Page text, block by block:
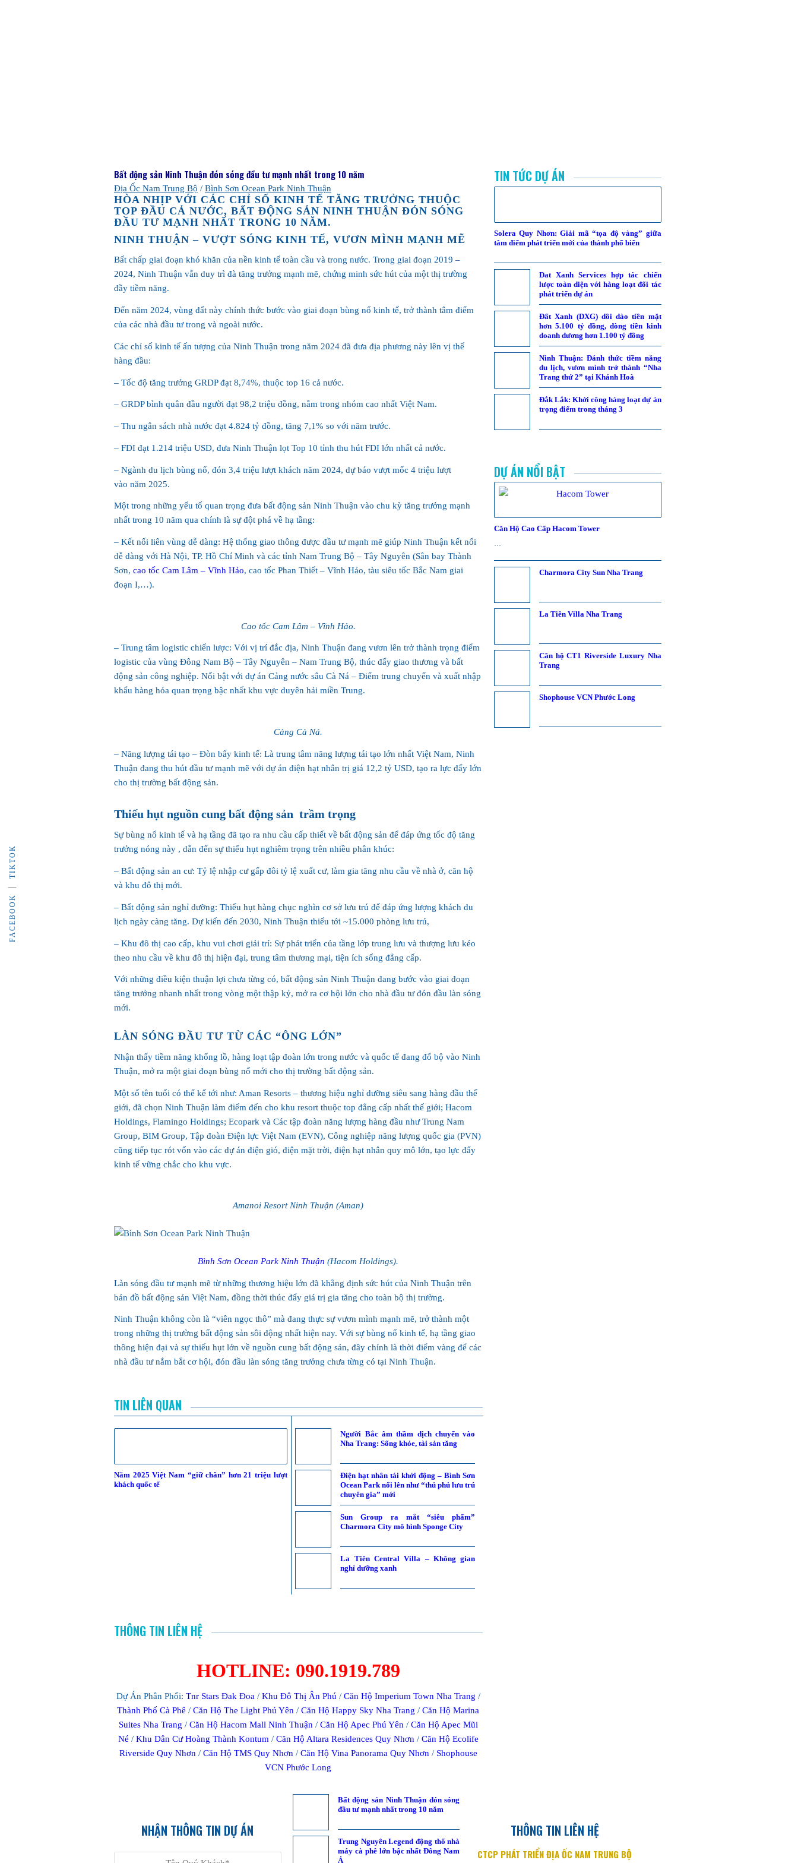
FACEBOOK
TIKTOK
Bất động sản Ninh Thuận đón sóng đầu tư mạnh nhất trong 10 năm
Địa Ốc Nam Trung Bộ / Bình Sơn Ocean Park Ninh Thuận
HÒA NHỊP VỚI CÁC CHỈ SỐ KINH TẾ TĂNG TRƯỞNG THUỘC
TOP ĐẦU CẢ NƯỚC, BẤT ĐỘNG SẢN NINH THUẬN ĐÓN SÓNG
ĐẦU TƯ MẠNH NHẤT TRONG 10 NĂM.
NINH THUẬN – VƯỢT SÓNG KINH TẾ, VƯƠN MÌNH MẠNH MẼ
Bất chấp giai đoạn khó khăn của nền kinh tế toàn cầu và trong nước. Trong giai đoạn 2019 –
2024, Ninh Thuận vẫn duy trì đà tăng trưởng mạnh mẽ, chứng minh sức hút của một thị trường
đầy tiềm năng.
Đến năm 2024, vùng đất này chính thức bước vào giai đoạn bùng nổ kinh tế, trở thành tâm điểm
của các nhà đầu tư trong và ngoài nước.
Các chỉ số kinh tế ấn tượng của Ninh Thuận trong năm 2024 đã đưa địa phương này lên vị thế
hàng đầu:
– Tốc độ tăng trưởng GRDP đạt 8,74%, thuộc top 16 cả nước.
– GRDP bình quân đầu người đạt 98,2 triệu đồng, nằm trong nhóm cao nhất Việt Nam.
– Thu ngân sách nhà nước đạt 4.824 tỷ đồng, tăng 7,1% so với năm trước.
– FDI đạt 1.214 triệu USD, đưa Ninh Thuận lọt Top 10 tỉnh thu hút FDI lớn nhất cả nước.
– Ngành du lịch bùng nổ, đón 3,4 triệu lượt khách năm 2024, dự báo vượt mốc 4 triệu lượt
vào năm 2025.
Một trong những yếu tố quan trọng đưa bất động sản Ninh Thuận vào chu kỳ tăng trưởng mạnh
nhất trong 10 năm qua chính là sự đột phá về hạ tầng:
– Kết nối liên vùng dễ dàng: Hệ thống giao thông được đầu tư mạnh mẽ giúp Ninh Thuận kết nối
dễ dàng với Hà Nội, TP. Hồ Chí Minh và các tỉnh Nam Trung Bộ – Tây Nguyên (Sân bay Thành
Sơn, cao tốc Cam Lâm – Vĩnh Hảo, cao tốc Phan Thiết – Vĩnh Hảo, tàu siêu tốc Bắc Nam giai
đoạn I,…).
Cao tốc Cam Lâm – Vĩnh Hảo.
– Trung tâm logistic chiến lược: Với vị trí đắc địa, Ninh Thuận đang vươn lên trở thành trọng điểm
logistic của vùng Đông Nam Bộ – Tây Nguyên – Nam Trung Bộ, thúc đẩy giao thương và bất
động sản công nghiệp. Nổi bật với dự án Cảng nước sâu Cà Ná – Điểm trung chuyển và xuất nhập
khẩu hàng hóa quan trọng bậc nhất khu vực duyên hải miền Trung.
Cảng Cà Ná.
– Năng lượng tái tạo – Đòn bẩy kinh tế: Là trung tâm năng lượng tái tạo lớn nhất Việt Nam, Ninh
Thuận đang thu hút đầu tư mạnh mẽ với dự án điện hạt nhân trị giá 12,2 tỷ USD, tạo ra lực đẩy lớn
cho thị trường bất động sản.
Thiếu hụt nguồn cung bất động sản trầm trọng
Sự bùng nổ kinh tế và hạ tầng đã tạo ra nhu cầu cấp thiết về bất động sản để đáp ứng tốc độ tăng
trưởng nóng này , dẫn đến sự thiếu hụt nghiêm trọng trên nhiều phân khúc:
– Bất động sản an cư: Tỷ lệ nhập cư gấp đôi tỷ lệ xuất cư, làm gia tăng nhu cầu về nhà ở, căn hộ
và khu đô thị mới.
– Bất động sản nghỉ dưỡng: Thiếu hụt hàng chục nghìn cơ sở lưu trú để đáp ứng lượng khách du
lịch ngày càng tăng. Dự kiến đến 2030, Ninh Thuận thiếu tới ~15.000 phòng lưu trú,
– Khu đô thị cao cấp, khu vui chơi giải trí: Sự phát triển của tầng lớp trung lưu và thượng lưu kéo
theo nhu cầu về khu đô thị hiện đại, trung tâm thương mại, tiện ích sống đẳng cấp.
Với những điều kiện thuận lợi chưa từng có, bất động sản Ninh Thuận đang bước vào giai đoạn
tăng trưởng nhanh nhất trong vòng một thập kỷ, mở ra cơ hội lớn cho nhà đầu tư đón đầu làn sóng
mới.
LÀN SÓNG ĐẦU TƯ TỪ CÁC “ÔNG LỚN”
Nhận thấy tiềm năng khổng lồ, hàng loạt tập đoàn lớn trong nước và quốc tế đang đổ bộ vào Ninh
Thuận, mở ra một giai đoạn bùng nổ mới cho thị trường bất động sản.
Một số tên tuổi có thể kể tới như: Aman Resorts – thương hiệu nghỉ dưỡng siêu sang hàng đầu thế
giới, đã chọn Ninh Thuận làm điểm đến cho khu resort thuộc top đẳng cấp nhất thế giới; Hacom
Holdings, Flamingo Holdings; Ecopark và Các tập đoàn năng lượng hàng đầu như Trung Nam
Group, BIM Group, Tập đoàn Điện lực Việt Nam (EVN), Công nghiệp năng lượng quốc gia (PVN)
cũng tiếp tục rót vốn vào các dự án điện gió, điện mặt trời, điện hạt nhân quy mô lớn, tạo lực đẩy
kinh tế vững chắc cho khu vực.
Amanoi Resort Ninh Thuận (Aman)
Bình Sơn Ocean Park Ninh Thuận (Hacom Holdings).
Làn sóng đầu tư mạnh mẽ từ những thương hiệu lớn đã khẳng định sức hút của Ninh Thuận trên
bản đồ bất động sản Việt Nam, đồng thời thúc đẩy giá trị gia tăng cho toàn bộ thị trường.
Ninh Thuận không còn là “viên ngọc thô” mà đang thực sự vươn mình mạnh mẽ, trở thành một
trong những thị trường bất động sản sôi động nhất hiện nay. Với sự bùng nổ kinh tế, hạ tầng giao
thông hiện đại và sự thiếu hụt lớn về nguồn cung bất động sản, đây chính là thời điểm vàng để các
nhà đầu tư nắm bắt cơ hội, đón đầu làn sóng tăng trưởng chưa từng có tại Ninh Thuận.
TIN LIÊN QUAN
Năm 2025 Việt Nam “giữ chân” hơn 21 triệu lượt
khách quốc tế
Người Bắc âm thầm dịch chuyển vào
Nha Trang: Sống khỏe, tài sản tăng
Điện hạt nhân tái khởi động – Bình Sơn
Ocean Park nổi lên như “thủ phủ lưu trú
chuyên gia” mới
Sun Group ra mắt “siêu phẩm”
Charmora City mô hình Sponge City
La Tiên Central Villa – Không gian
nghỉ dưỡng xanh
THÔNG TIN LIÊN HỆ
HOTLINE: 090.1919.789
Dự Án Phân Phối: Tnr Stars Đak Đoa / Khu Đô Thị Ân Phú / Căn Hộ Imperium Town Nha Trang /
Thành Phố Cà Phê /Căn Hộ The Light Phú Yên /Căn Hộ Happy Sky Nha Trang /Căn Hộ Marina
Suites Nha Trang / Căn Hộ Hacom Mall Ninh Thuận / Căn Hộ Apec Phú Yên / Căn Hộ Apec Mũi
Né / Khu Dân Cư Hoàng Thành Kontum / Căn Hộ Altara Residences Quy Nhơn / Căn Hộ Ecolife
Riverside Quy Nhơn / Căn Hộ TMS Quy Nhơn / Căn Hộ Vina Panorama Quy Nhơn / Shophouse
VCN Phước Long
TIN TỨC DỰ ÁN
Solera Quy Nhơn: Giải mã “tọa độ vàng” giữa
tâm điểm phát triển mới của thành phố biển
Dat Xanh Services hợp tác chiến
lược toàn diện với hàng loạt đối tác
phát triển dự án
Đất Xanh (DXG) dồi dào tiền mặt
hơn 5.100 tỷ đồng, dòng tiền kinh
doanh dương hơn 1.100 tỷ đồng
Ninh Thuận: Đánh thức tiềm năng
du lịch, vươn mình trở thành “Nha
Trang thứ 2” tại Khánh Hoà
Đắk Lắk: Khởi công hàng loạt dự án
trọng điểm trong tháng 3
DỰ ÁN NỔI BẬT
Căn Hộ Cao Cấp Hacom Tower
…
Charmora City Sun Nha Trang
La Tiên Villa Nha Trang
Căn hộ CT1 Riverside Luxury Nha
Trang
Shophouse VCN Phước Long
NHẬN THÔNG TIN DỰ ÁN
Bất động sản Ninh Thuận đón sóng
đầu tư mạnh nhất trong 10 năm
Trung Nguyên Legend động thổ nhà
máy cà phê lớn bậc nhất Đông Nam
Á
THÔNG TIN LIÊN HỆ
CTCP PHÁT TRIỂN ĐỊA ỐC NAM TRUNG BỘ